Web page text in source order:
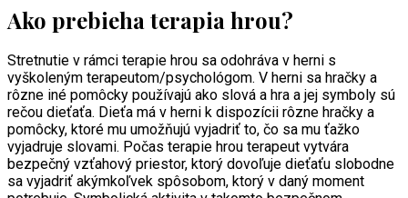
Ako prebieha terapia hrou?
Stretnutie v rámci terapie hrou sa odohráva v herni s
vyškoleným terapeutom/psychológom. V herni sa hračky a
rôzne iné pomôcky používajú ako slová a hra a jej symboly sú
rečou dieťaťa. Dieťa má v herni k dispozícii rôzne hračky a
pomôcky, ktoré mu umožňujú vyjadriť to, čo sa mu ťažko
vyjadruje slovami. Počas terapie hrou terapeut vytvára
bezpečný vzťahový priestor, ktorý dovoľuje dieťaťu slobodne
sa vyjadriť akýmkoľvek spôsobom, ktorý v daný moment